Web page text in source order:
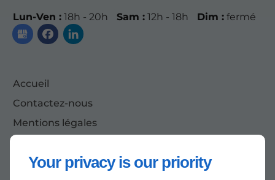
Your privacy is our priority
Lun-Ven : 18h - 20h Sam : 12h - 18h Dim : fermé
Accueil
Contactez-nous
Mentions légales